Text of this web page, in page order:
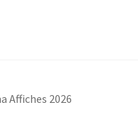
Affiches 2026